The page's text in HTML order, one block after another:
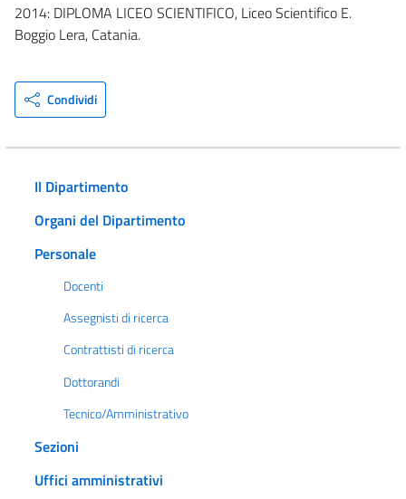
2014: DIPLOMA LICEO SCIENTIFICO, Liceo Scientifico E.
Boggio Lera, Catania.
Condividi
Il Dipartimento
Organi del Dipartimento
Personale
Docenti
Assegnisti di ricerca
Contrattisti di ricerca
Dottorandi
Tecnico/Amministrativo
Sezioni
Uffici amministrativi